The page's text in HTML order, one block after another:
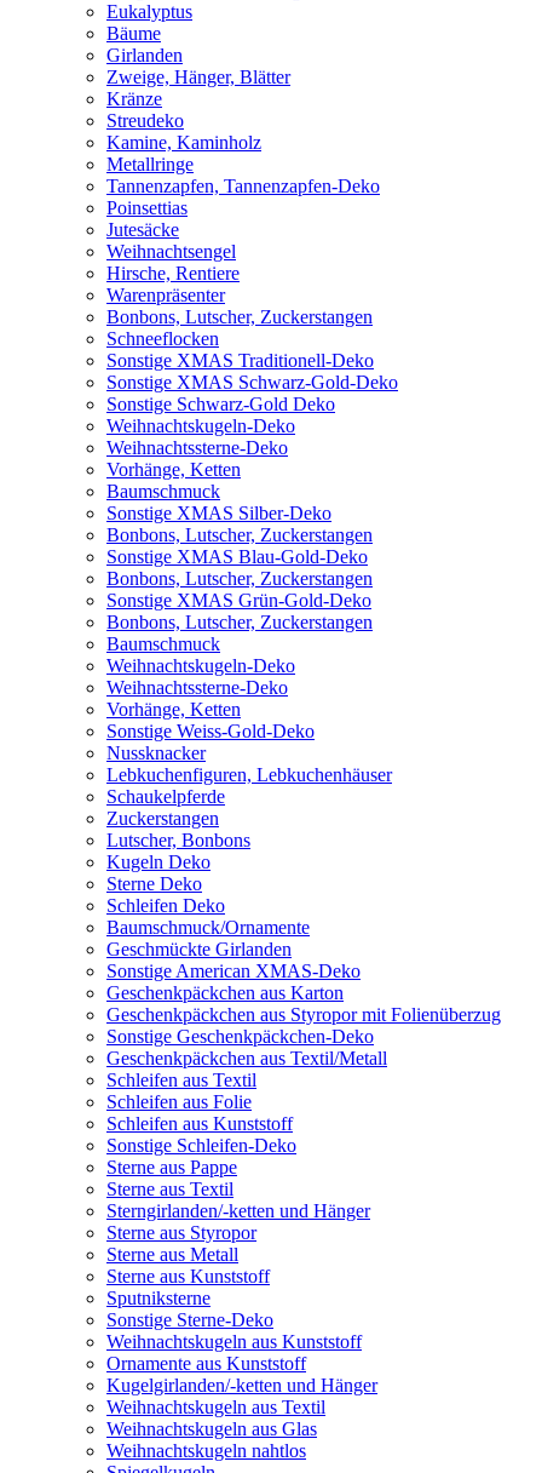
Eukalyptus
Bäume
Girlanden
Zweige, Hänger, Blätter
Kränze
Streudeko
Kamine, Kaminholz
Metallringe
Tannenzapfen, Tannenzapfen-Deko
Poinsettias
Jutesäcke
Weihnachtsengel
Hirsche, Rentiere
Warenpräsenter
Bonbons, Lutscher, Zuckerstangen
Schneeflocken
Sonstige XMAS Traditionell-Deko
Sonstige XMAS Schwarz-Gold-Deko
Sonstige Schwarz-Gold Deko
Weihnachtskugeln-Deko
Weihnachtssterne-Deko
Vorhänge, Ketten
Baumschmuck
Sonstige XMAS Silber-Deko
Bonbons, Lutscher, Zuckerstangen
Sonstige XMAS Blau-Gold-Deko
Bonbons, Lutscher, Zuckerstangen
Sonstige XMAS Grün-Gold-Deko
Bonbons, Lutscher, Zuckerstangen
Baumschmuck
Weihnachtskugeln-Deko
Weihnachtssterne-Deko
Vorhänge, Ketten
Sonstige Weiss-Gold-Deko
Nussknacker
Lebkuchenfiguren, Lebkuchenhäuser
Schaukelpferde
Zuckerstangen
Lutscher, Bonbons
Kugeln Deko
Sterne Deko
Schleifen Deko
Baumschmuck/Ornamente
Geschmückte Girlanden
Sonstige American XMAS-Deko
Geschenkpäckchen aus Karton
Geschenkpäckchen aus Styropor mit Folienüberzug
Sonstige Geschenkpäckchen-Deko
Geschenkpäckchen aus Textil/Metall
Schleifen aus Textil
Schleifen aus Folie
Schleifen aus Kunststoff
Sonstige Schleifen-Deko
Sterne aus Pappe
Sterne aus Textil
Sterngirlanden/-ketten und Hänger
Sterne aus Styropor
Sterne aus Metall
Sterne aus Kunststoff
Sputniksterne
Sonstige Sterne-Deko
Weihnachtskugeln aus Kunststoff
Ornamente aus Kunststoff
Kugelgirlanden/-ketten und Hänger
Weihnachtskugeln aus Textil
Weihnachtskugeln aus Glas
Weihnachtskugeln nahtlos